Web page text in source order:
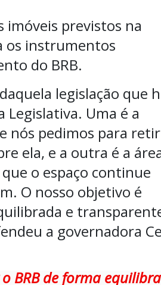
imóveis previstos na
os instrumentos
do BRB.
legislação que
Legislativa. Uma é a
nós pedimos para
ela, e a outra é a
o espaço continue
O nosso objetivo é
e
a governadora
BRB de forma